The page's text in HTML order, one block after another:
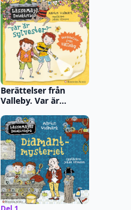
Berättelser från
Valleby. Var är